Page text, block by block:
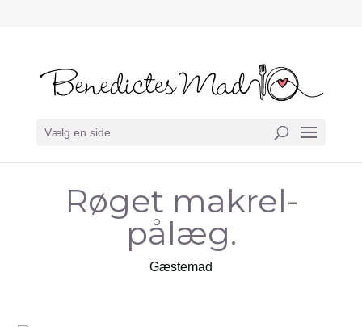
Vælg en side
Røget makrel-
pålæg.
Gæstemad